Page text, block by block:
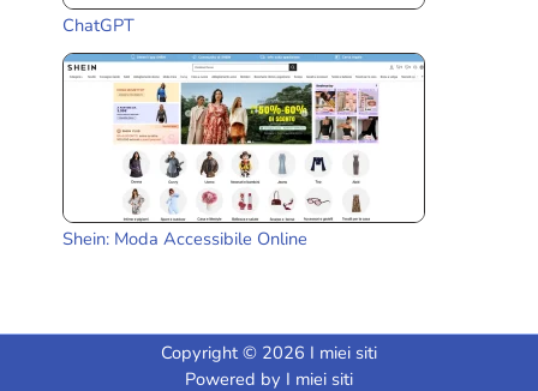
ChatGPT
Shein: Moda Accessibile Online
Copyright © 2026 I miei siti
Powered by I miei siti